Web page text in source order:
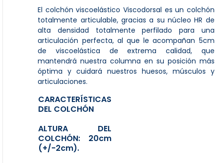
El colchón viscoelástico Viscodorsal es un colchón
totalmente articulable, gracias a su núcleo HR de
alta densidad totalmente perfilado para una
articulación perfecta, al que le acompañan 5cm
de viscoelástica de extrema calidad, que
mantendrá nuestra columna en su posición más
óptima y cuidará nuestros huesos, músculos y
articulaciones.
CARACTERÍSTICAS
DEL COLCHÓN
ALTURA DEL
COLCHÓN: 20cm
(+/-2cm).